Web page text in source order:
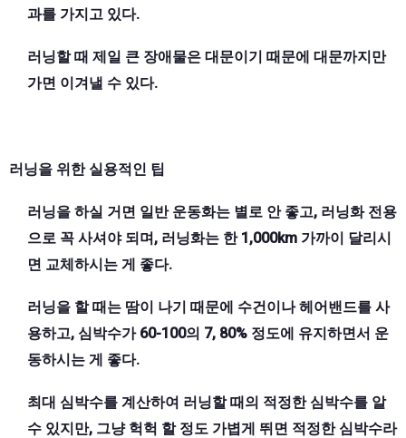
과를 가지고 있다.
러닝할 때 제일 큰 장애물은 대문이기 때문에 대문까지만
가면 이겨낼 수 있다.
러닝을 위한 실용적인 팁
러닝을 하실 거면 일반 운동화는 별로 안 좋고, 러닝화 전용
으로 꼭 사셔야 되며, 러닝화는 한 1,000km 가까이 달리시
면 교체하시는 게 좋다.
러닝을 할 때는 땀이 나기 때문에 수건이나 헤어밴드를 사
용하고, 심박수가 60-100의 7, 80% 정도에 유지하면서 운
동하시는 게 좋다.
최대 심박수를 계산하여 러닝할 때의 적정한 심박수를 알
수 있지만, 그냥 헉헉 할 정도 가볍게 뛰면 적정한 심박수라